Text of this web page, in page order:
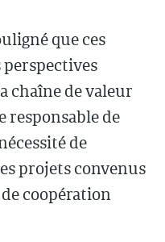
que ces
chaîne de valeur
responsable de
de
projets convenus
coopération